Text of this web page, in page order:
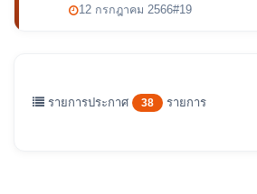
12 กรกฎาคม 2566#19
รายการประกาศ 38 รายการ